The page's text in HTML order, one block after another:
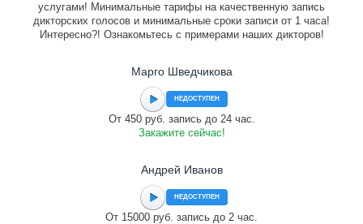
услугами! Минимальные тарифы на качественную запись
дикторских голосов и минимальные сроки записи от 1 часа!
Интересно?! Ознакомьтесь с примерами наших дикторов!
Марго Шведчикова
НЕДОСТУПЕН
От 450 руб. запись до 24 час.
Закажите сейчас!
Андрей Иванов
НЕДОСТУПЕН
От 15000 руб. запись до 2 час.